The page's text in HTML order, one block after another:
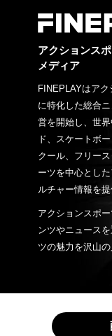
アクションス
メディア
FINEPLAYはア
に特化した総合
営を開始し、世
ド、スケートボ
クール、フリー
ーツを中心とし
ルチャー情報を
アクションスポ
ンツやニュース
ツの魅力を沢山